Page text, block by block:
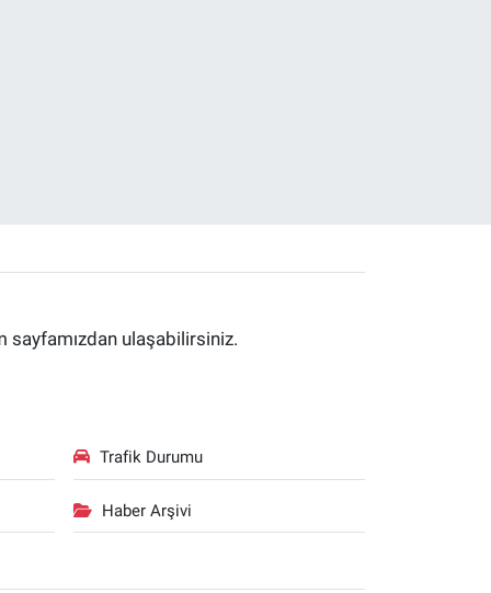
sayfamızdan ulaşabilirsiniz.
Trafik Durumu
Haber Arşivi